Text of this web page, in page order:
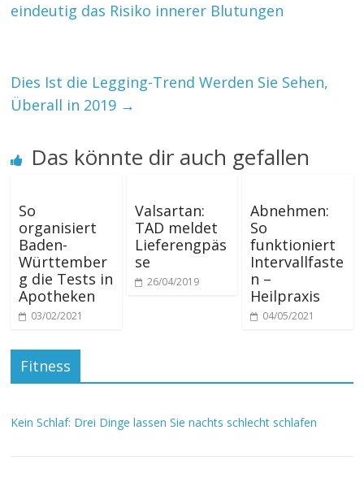
eindeutig das Risiko innerer Blutungen
Dies Ist die Legging-Trend Werden Sie Sehen,
Überall in 2019 →
Das könnte dir auch gefallen
So
organisiert
Baden-
Württember
g die Tests in
Apotheken
03/02/2021
Valsartan:
TAD meldet
Lieferengpäs
se
26/04/2019
Abnehmen:
So
funktioniert
Intervallfaste
n –
Heilpraxis
04/05/2021
Fitness
Kein Schlaf: Drei Dinge lassen Sie nachts schlecht schlafen